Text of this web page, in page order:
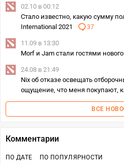
02.10 в 00:12
Стало известно, какую сумму
International 2021
37
11.09 в 13:30
Morf и Jam стали гостями
24.08 в 21:49
Nix об отказе освещать
ощущение, что меня покупают,
ВСЕ
Комментарии
ПО ДАТЕ ПО ПОПУЛЯРНОСТИ